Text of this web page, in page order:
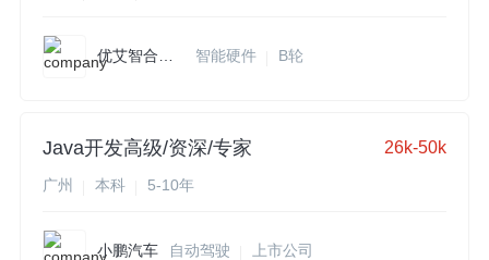
智能硬件 B轮
Java开发高级/资深/专家 26k-50k
广州 本科 5-10年
小鹏汽车 自动驾驶 上市公司